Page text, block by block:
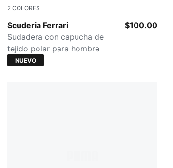
2 COLORES
Scuderia Ferrari
PUMA BLACK
Sudadera con capucha de
tejido polar para hombre
$100.00
NUEVO